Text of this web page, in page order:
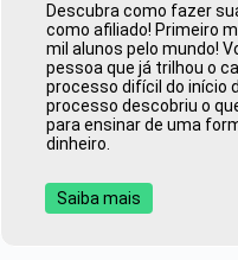
Descubra como fazer
como afiliado! Primeiro
mil alunos pelo mundo!
pessoa que já trilhou o
processo difícil do início
processo descobriu o
para ensinar de uma
dinheiro.
Saiba mais